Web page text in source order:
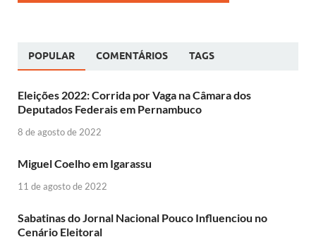
POPULAR COMENTÁRIOS TAGS
Eleições 2022: Corrida por Vaga na Câmara dos
Deputados Federais em Pernambuco
8 de agosto de 2022
Miguel Coelho em Igarassu
11 de agosto de 2022
Sabatinas do Jornal Nacional Pouco Influenciou no
Cenário Eleitoral